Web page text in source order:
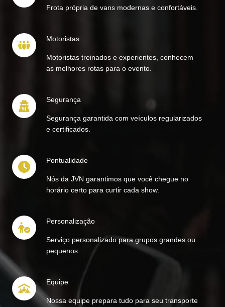
Frota própria de vans modernas e confortáveis.
Motoristas
Motoristas treinados e experientes, conhecem
as melhores rotas para o evento.
Segurança
Segurança garantida com veículos regularizados
e certificados.
Pontualidade
Nós da JVN garantimos que você chegue no
horário certo para curtir cada show.
Personalização
Serviço personalizado para grupos grandes ou
pequenos.
Equipe
Nossa equipe prepara tudo para seu transporte